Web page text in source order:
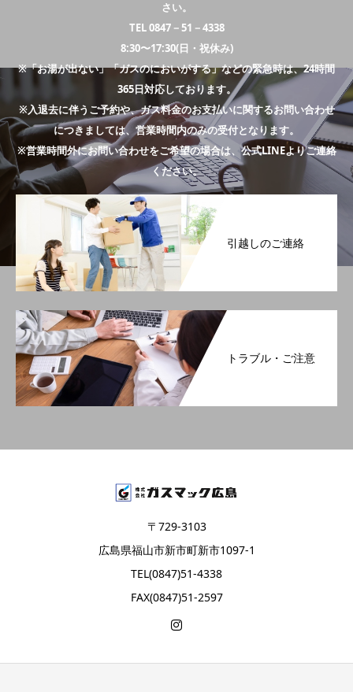
さい。
TEL 0847－51－4338
8:30〜17:30(日・祝休み)
※「お湯が出ない」「ガスのにおいがする」などの緊急時は、24時間
365日対応しております。
※入退去に伴うご予約や、ガス料金のお支払いに関するお問い合わせ
につきましては、営業時間内のみの受付となります。
※営業時間外にお問い合わせをご希望の場合は、公式LINEよりご連絡
ください。
引越しのご連絡
トラブル・ご注意
〒729-3103
広島県福山市新市町新市1097-1
TEL(0847)51-4338
FAX(0847)51-2597